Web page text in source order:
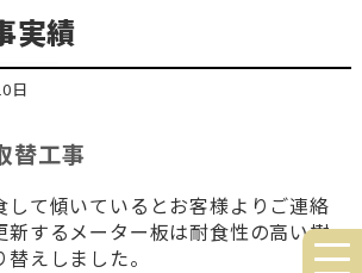
実績
日
替工事
して傾いているとお客様よりご連絡
新するメーター板は耐食性の高い樹
えしました。